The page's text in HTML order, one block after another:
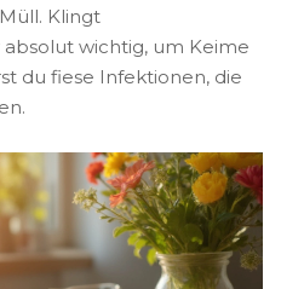
Klingt
wichtig, um Keime
du fiese Infektionen, die